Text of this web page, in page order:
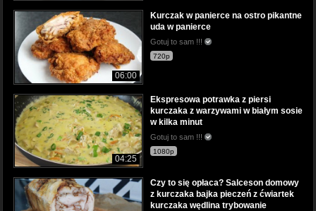
06:00
Kurczak w panierce na ostro pikantne
uda w panierce
Gotuj to sam !!!
720p
04:25
Ekspresowa potrawka z piersi
kurczaka z warzywami w białym sosie
w kilka minut
Gotuj to sam !!!
1080p
Czy to się opłaca? Salceson domowy
z kurczaka bajka pieczeń z ćwiartek
kurczaka wędlina trybowanie